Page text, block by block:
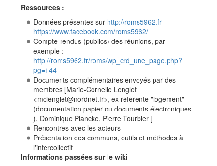
Ressources :
Données présentes sur http://roms5962.fr
https://www.facebook.com/roms5962/
Compte-rendus (publics) des réunions, par
exemple :
http://roms5962.fr/roms/wp_crd_une_page.php?
pg=144
Documents complémentaires envoyés par des
membres [Marie-Cornelie Lenglet
<mclenglet@nordnet.fr>, ex référente "logement"
(documentation papier ou documents électroniques
), Dominique Plancke, Pierre Tourbier ]
Rencontres avec les acteurs
Présentation des communs, outils et méthodes à
l'intercollectif
Informations passées sur le wiki